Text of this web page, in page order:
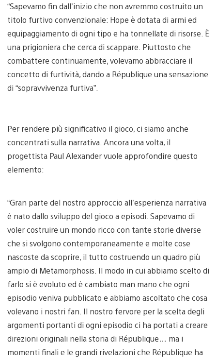
“Sapevamo fin dall’inizio che non avremmo costruito un
titolo furtivo convenzionale: Hope è dotata di armi ed
equipaggiamento di ogni tipo e ha tonnellate di risorse. È
una prigioniera che cerca di scappare. Piuttosto che
combattere continuamente, volevamo abbracciare il
concetto di furtività, dando a République una sensazione
di “sopravvivenza furtiva”.
Per rendere più significativo il gioco, ci siamo anche
concentrati sulla narrativa. Ancora una volta, il
progettista Paul Alexander vuole approfondire questo
elemento:
“Gran parte del nostro approccio all’esperienza narrativa
è nato dallo sviluppo del gioco a episodi. Sapevamo di
voler costruire un mondo ricco con tante storie diverse
che si svolgono contemporaneamente e molte cose
nascoste da scoprire, il tutto costruendo un quadro più
ampio di Metamorphosis. Il modo in cui abbiamo scelto di
farlo si è evoluto ed è cambiato man mano che ogni
episodio veniva pubblicato e abbiamo ascoltato che cosa
volevano i nostri fan. Il nostro fervore per la scelta degli
argomenti portanti di ogni episodio ci ha portati a creare
direzioni originali nella storia di République… ma i
momenti finali e le grandi rivelazioni che République ha